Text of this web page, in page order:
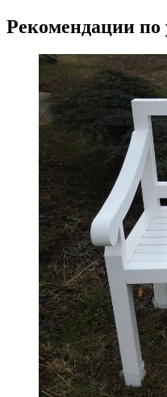
Рекомендации по